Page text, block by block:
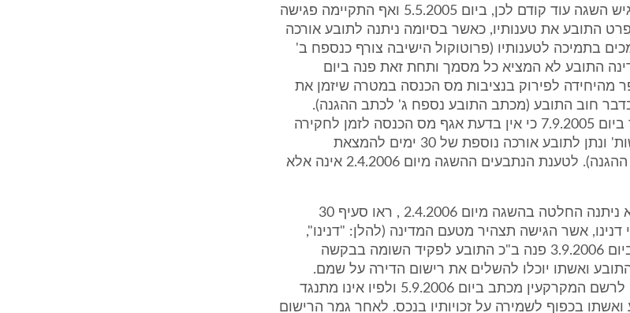
טוענת המדינה שהתובע הגיש השגה עוד קודם לכן, ביום 5.5.2005 ואף התקיימה פגישה
במסגרתה פרט התובע את טענותיו, כאשר בסיומה ניתנה לתובע אורכה
בתמיכה לטענותיו (פרוטוקול הישיבה צורף כנספח ב'
התובע לא המציא כל מסמך ותחת זאת פנה ביום
שאופר מהיחידה לפירוק בנציבות מס הכנסה במטרה שיזמן את
חוב התובע (מכתב התובע נספח ג' לכתב ההגנה).
בתגובה השיב עו"ד שאופר ביום 7.9.2005 כי אין בדעת אגף מס הכנסה לזמן לחקירה
רו"ח ממשרד כרמי חדד ושות' ונתן לתובע אורכה נוספת של 30 ימים להמצאת
המסמכים (נספח ד' לכתב ההגנה). לטענת הנתבעים ההשגה מיום 2.4.2006 אינה אלא
5. כך או כך, אין חולק כי לא ניתנה החלטה בהשגה מיום 2.4.2006 , ראו סעיף 30
אשר הגישה תצהיר מטעם המדינה (להלן: "דנינו",
תצהירה סומן והוגש נ/1). ביום 3.9.2006 פנה ב"כ התובע לפקיד השומה בבקשה
ואשתו יוכלו להשלים את רישום הדירה על שמם.
בתגובה כתב פקיד השומה לרשם המקרקעין מכתב ביום 5.9.2006 ולפיו אינו מתנגד
בכפוף לשמירה על זכויותיו בנכס. לאחר גמר הרישום